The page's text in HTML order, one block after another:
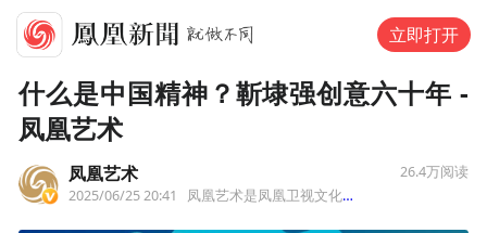
立即打开
什么是中国精神？靳埭强创意六十年 -
凤凰艺术
凤凰艺术
2025/06/25 20:41 凤凰艺术是凤凰卫视文化旗舰平台，为全球华人服务。
26.4万阅读